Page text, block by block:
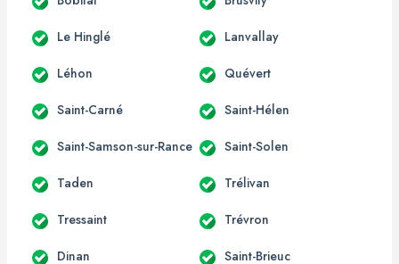
Le Hinglé Lanvallay
Léhon Quévert
Saint-Carné Saint-Hélen
Saint-Samson-sur-Rance Saint-Solen
Taden Trélivan
Tressaint Trévron
Dinan Saint-Brieuc